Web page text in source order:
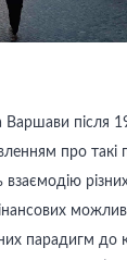
Варшави після
про
парадигм до